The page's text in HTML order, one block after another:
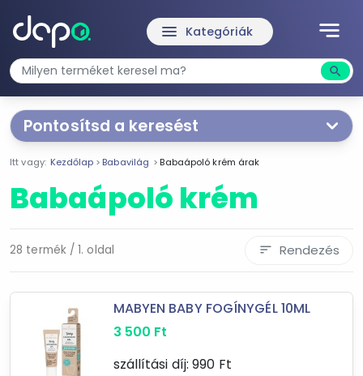
notes
menu Kategóriák
search
Pontosítsd a keresést
Segítünk a keresésben!
Válaszd ki a jellemzőketTe magad!
Termékjellemzők
Bio
Weleda
Ár szűrése
490 Ft
Itt vagy: Kezdőlap Babavilág Babaápoló krém árak
Babaápoló krém
28 termék / 1. oldal sort Rendezés
MABYEN BABY FOGÍNYGÉL 10ML
3 500 Ft
szállítási díj: 990 Ft